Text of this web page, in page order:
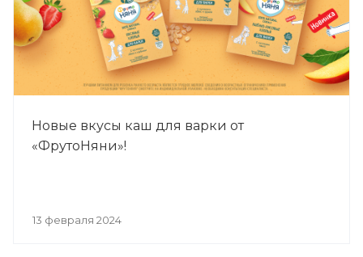
Новые вкусы каш для варки от
«ФрутоНяни»!
13 февраля 2024